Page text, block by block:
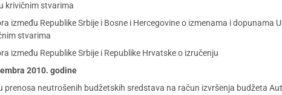
krivičnim stvarima
između Republike Srbije i Bosne i Hercegovine o izmenama i dopunama
stvarima
između Republike Srbije i Republike Hrvatske o izručenju
2010. godine
prenosa neutrošenih budžetskih sredstava na račun izvršenja budžeta